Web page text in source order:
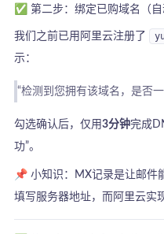
✅ 第二步：绑定已购域名（自
我们之前已用阿里云注册了
示：
“检测到您拥有该域名，是否
勾选确认后，仅用3分钟完成
功”。
📌 小知识：MX记录是让邮件
填写服务器地址，而阿里云实